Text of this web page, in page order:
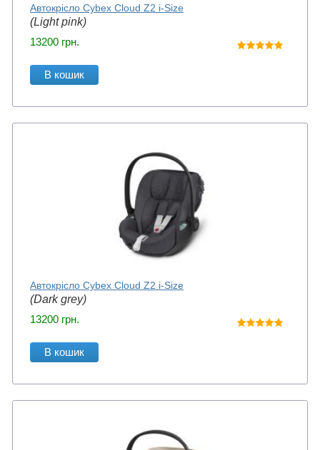
Автокрісло Cybex Cloud Z2 i-Size
(Light pink)
13200 грн.
В кошик
Автокрісло Cybex Cloud Z2 i-Size
(Dark grey)
13200 грн.
В кошик